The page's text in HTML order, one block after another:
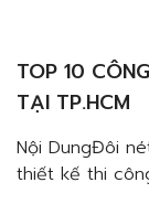
TOP 10
TẠI TP.HCM
Nội DungĐôi
thiết kế thi